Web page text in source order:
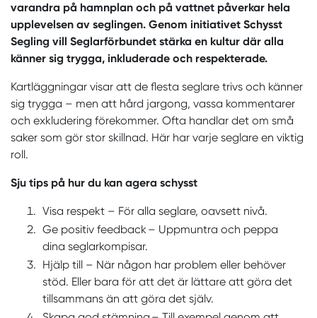
varandra på hamnplan och på vattnet påverkar hela
upplevelsen av seglingen. Genom initiativet Schysst
Segling vill Seglarförbundet stärka en kultur där alla
känner sig trygga, inkluderade och respekterade.
Kartläggningar visar att de flesta seglare trivs och känner
sig trygga – men att hård jargong, vassa kommentarer
och exkludering förekommer. Ofta handlar det om små
saker som gör stor skillnad. Här har varje seglare en viktig
roll.
Sju tips på hur du kan agera schysst
Visa respekt – För alla seglare, oavsett nivå.
Ge positiv feedback – Uppmuntra och peppa
dina seglarkompisar.
Hjälp till – När någon har problem eller behöver
stöd. Eller bara för att det är lättare att göra det
tillsammans än att göra det själv.